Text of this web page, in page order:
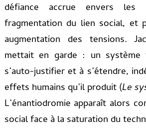
défiance accrue envers les
fragmentation du lien social, et
augmentation des tensions.
mettait en garde : un système
s’auto-justifier et à s’étendre,
effets humains qu’il produit (Le
L’énantiodromie apparaît alors
social face à la saturation du